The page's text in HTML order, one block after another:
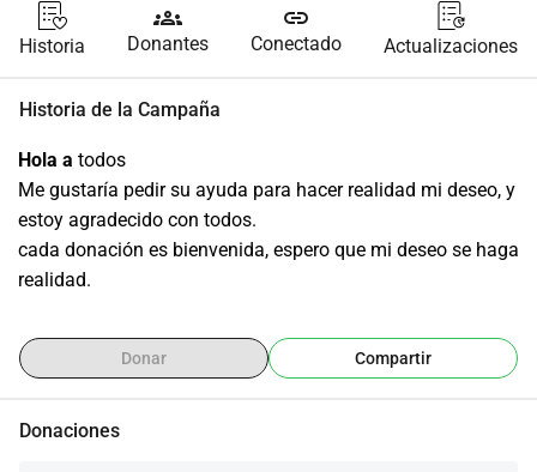
Historia
groups
Donantes
link
Conectado Actualizaciones
Historia de la Campaña
Hola a todos
Me gustaría pedir su ayuda para hacer realidad mi deseo, y
estoy agradecido con todos.
cada donación es bienvenida, espero que mi deseo se haga
realidad.
Donar Compartir
Donaciones